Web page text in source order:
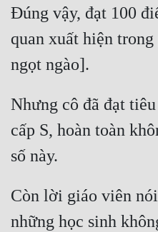
Du Hí
Dã Sử
Dị Năng
Gia Đấu
Góc Nhìn Nam
Góc Nhìn Nữ
Huyền Huyễn
Đúng vậy, đạt 100
quan xuất hiện
ngọt ngào].
Nhưng cô đã đạt
cấp S, hoàn toàn
số này.
Còn lời giáo viên
những học sinh